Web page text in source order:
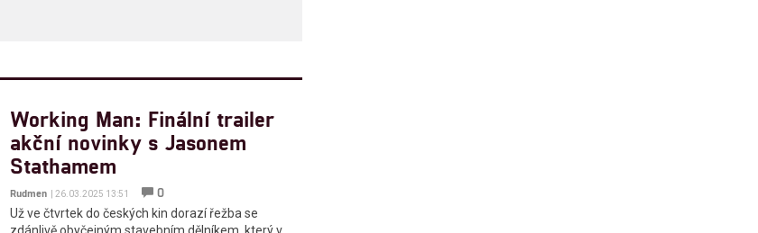
Working Man: Finální trailer
akční novinky s Jasonem
Stathamem
Rudmen | 26.03.2025 13:51
0
Už ve čtvrtek do českých kin dorazí řežba se